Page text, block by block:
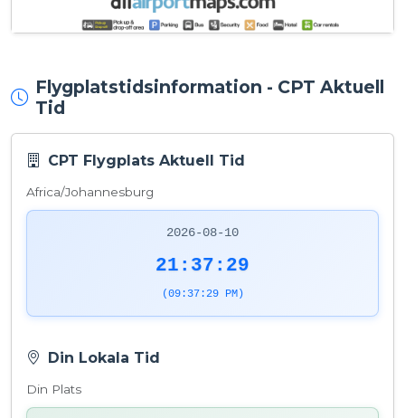
Flygplatstidsinformation - CPT Aktuell
Tid
CPT Flygplats Aktuell Tid
Africa/Johannesburg
2026-08-10
21:37:29
(09:37:29 PM)
Din Lokala Tid
Din Plats